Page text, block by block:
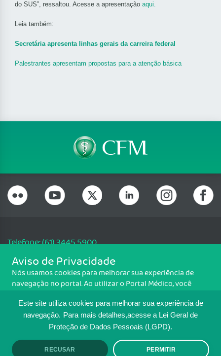
Este site utiliza cookies para melhorar sua experiência de
navegação. Para mais detalhes,acesse a Lei Geral de
Proteção de Dados Pessoais (LGPD).
RECUSAR PERMITIR
do SUS”, ressaltou. Acesse a apresentação aqui.
Leia também:
Secretária apresenta linhas gerais da carreira federal
Palestrantes apresentam propostas para a atenção básica
Telefone: (61) 3445 5900
Email: cfm@portalmedico.org.br
SGAS 616, Conjunto D, Lote 115, L2 Sul, Brasília/DF - CEP: 70200-760 -
CNPJ: 33.583.550/0001-30
MAPA DO SITE
TRANSPARÊNCIA E PRESTAÇÃO DE
Aviso de Privacidade
Nós usamos cookies para melhorar sua experiência de
navegação no portal. Ao utilizar o Portal Médico, você
Para ter mais informações sobre como isso é feito, acesse
Política de cookies. Se você concorda, clique em ACEITO.